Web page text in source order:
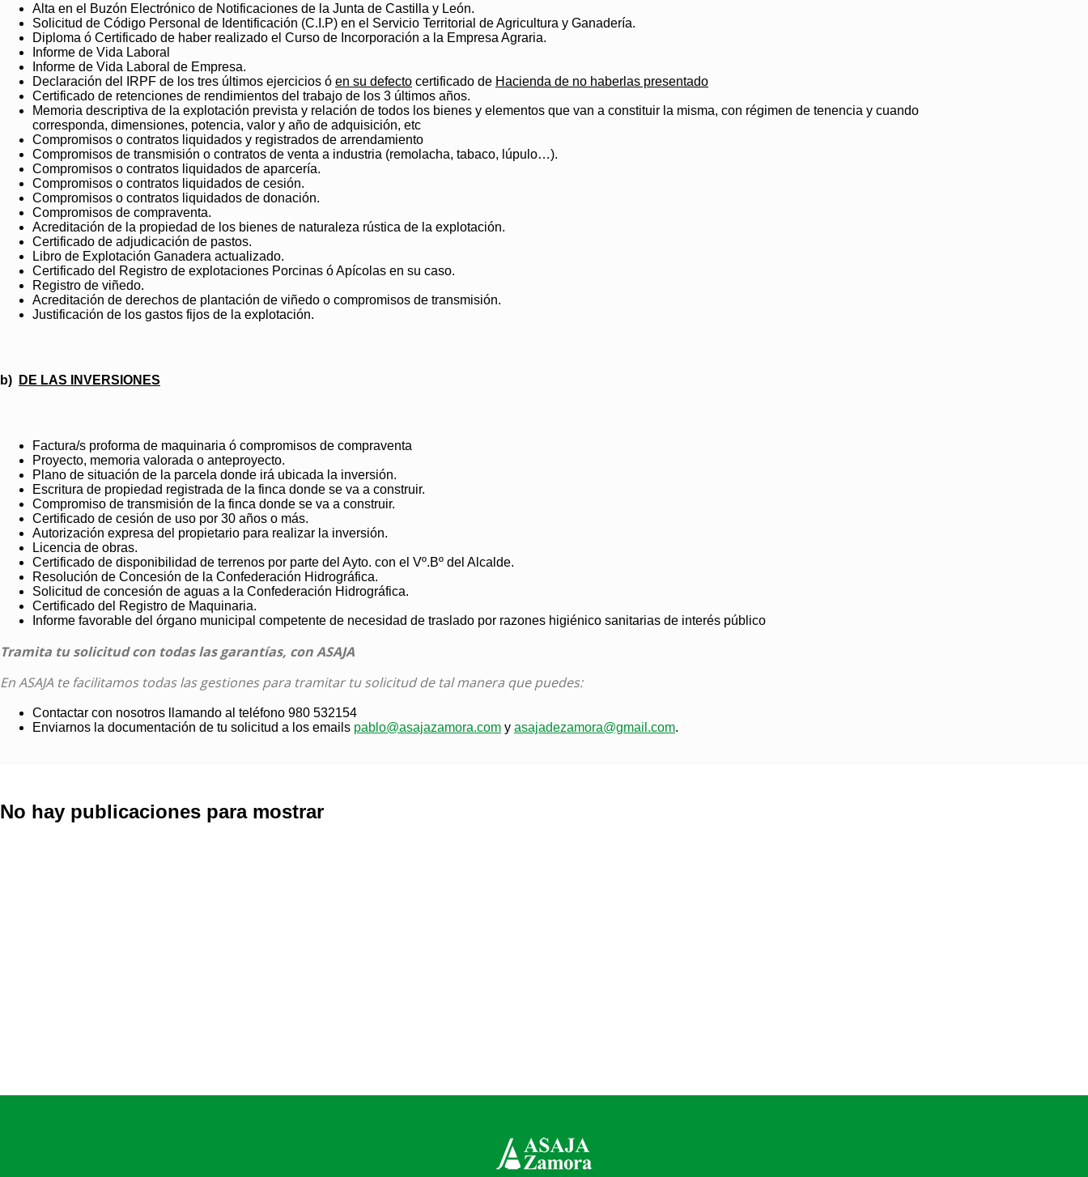
Alta en el Buzón Electrónico de Notificaciones de la Junta de Castilla y León.
Solicitud de Código Personal de Identificación (C.I.P) en el Servicio Territorial de Agricultura y Ganadería.
Diploma ó Certificado de haber realizado el Curso de Incorporación a la Empresa Agraria.
Informe de Vida Laboral
Informe de Vida Laboral de Empresa.
Declaración del IRPF de los tres últimos ejercicios ó en su defecto certificado de Hacienda de no haberlas presentado
Certificado de retenciones de rendimientos del trabajo de los 3 últimos años.
Memoria descriptiva de la explotación prevista y relación de todos los bienes y elementos que van a constituir la misma, con régimen de tenencia y cuando
corresponda, dimensiones, potencia, valor y año de adquisición, etc
Compromisos o contratos liquidados y registrados de arrendamiento
Compromisos de transmisión o contratos de venta a industria (remolacha, tabaco, lúpulo…).
Compromisos o contratos liquidados de aparcería.
Compromisos o contratos liquidados de cesión.
Compromisos o contratos liquidados de donación.
Compromisos de compraventa.
Acreditación de la propiedad de los bienes de naturaleza rústica de la explotación.
Certificado de adjudicación de pastos.
Libro de Explotación Ganadera actualizado.
Certificado del Registro de explotaciones Porcinas ó Apícolas en su caso.
Registro de viñedo.
Acreditación de derechos de plantación de viñedo o compromisos de transmisión.
Justificación de los gastos fijos de la explotación.
b) DE LAS INVERSIONES
Factura/s proforma de maquinaria ó compromisos de compraventa
Proyecto, memoria valorada o anteproyecto.
Plano de situación de la parcela donde irá ubicada la inversión.
Escritura de propiedad registrada de la finca donde se va a construir.
Compromiso de transmisión de la finca donde se va a construir.
Certificado de cesión de uso por 30 años o más.
Autorización expresa del propietario para realizar la inversión.
Licencia de obras.
Certificado de disponibilidad de terrenos por parte del Ayto. con el Vº.Bº del Alcalde.
Resolución de Concesión de la Confederación Hidrográfica.
Solicitud de concesión de aguas a la Confederación Hidrográfica.
Certificado del Registro de Maquinaria.
Informe favorable del órgano municipal competente de necesidad de traslado por razones higiénico sanitarias de interés público
Tramita tu solicitud con todas las garantías, con ASAJA
En ASAJA te facilitamos todas las gestiones para tramitar tu solicitud de tal manera que puedes:
Contactar con nosotros llamando al teléfono 980 532154
Enviarnos la documentación de tu solicitud a los emails pablo@asajazamora.com y asajadezamora@gmail.com.
No hay publicaciones para mostrar